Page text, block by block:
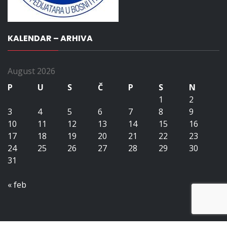
KALENDAR – ARHIVA
August 2026
P
U S Č P S
N
1
2
3
4 5 6 7 8
9
10
11 12 13 14 15
16
17
18 19 20 21 22
23
24
25 26 27 28 29
30
31
« feb